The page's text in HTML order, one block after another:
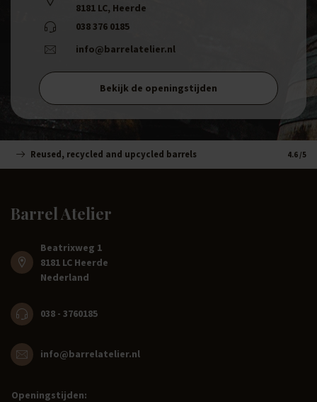
8181 LC, Heerde
038 376 0185
info@barrelatelier.nl
Bekijk de openingstijden
Reused, recycled and upcycled barrels 4.6 /5
Barrel Atelier
Beatrixweg 1
8181 LC Heerde
Nederland
038 - 3760185
info@barrelatelier.nl
Openingstijden: